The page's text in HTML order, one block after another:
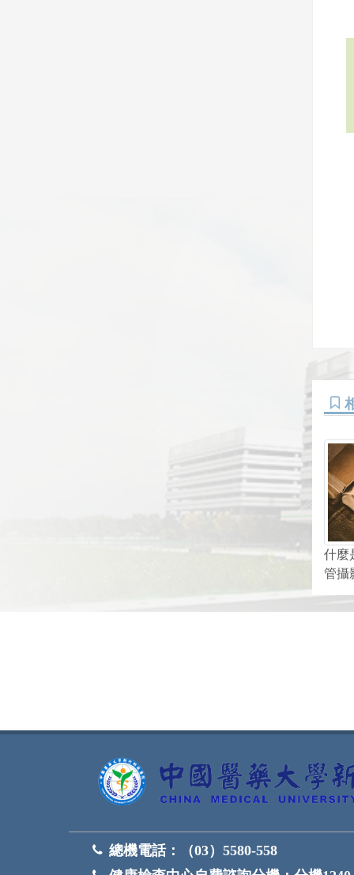
什麼
管攝
總機電話：
（03）5580-558